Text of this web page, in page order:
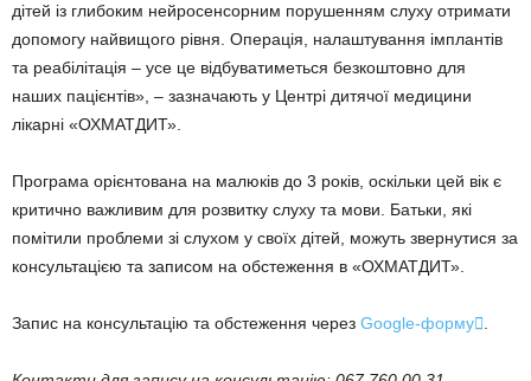
дітей із глибоким нейросенсорним порушенням слуху отримати
допомогу найвищого рівня. Операція, налаштування імплантів
та реабілітація – усе це відбуватиметься безкоштовно для
наших пацієнтів», – зазначають у Центрі дитячої медицини
лікарні «ОХМАТДИТ».
Програма орієнтована на малюків до 3 років, оскільки цей вік є
критично важливим для розвитку слуху та мови. Батьки, які
помітили проблеми зі слухом у своїх дітей, можуть звернутися за
консультацією та записом на обстеження в «ОХМАТДИТ».
Запис на консультацію та обстеження через Google-форму.